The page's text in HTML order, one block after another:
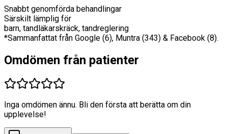
Snabbt genomförda behandlingar
Särskilt lämplig för
barn, tandläkarskräck, tandreglering
*Sammanfattat från Google (6), Muntra (343) & Facebook (8).
Omdömen från patienter
Inga omdömen ännu. Bli den första att berätta om din
upplevelse!